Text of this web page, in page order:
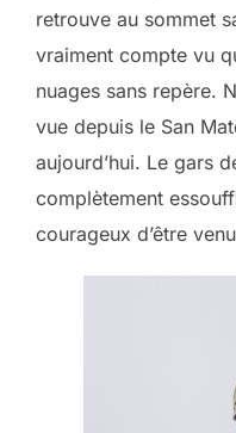
retrouve au sommet
vraiment compte vu
nuages sans repère.
vue depuis le San
aujourd’hui. Le gars
complètement
courageux d’être